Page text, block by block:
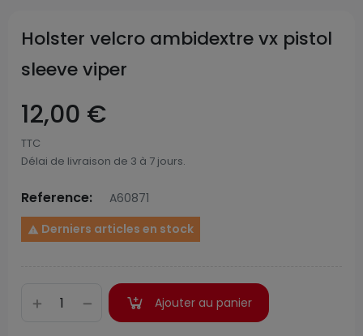
Holster velcro ambidextre vx pistol
sleeve viper
12,00 €
TTC
Délai de livraison de 3 à 7 jours.
Reference: A60871
 Derniers articles en stock
Ajouter au panier